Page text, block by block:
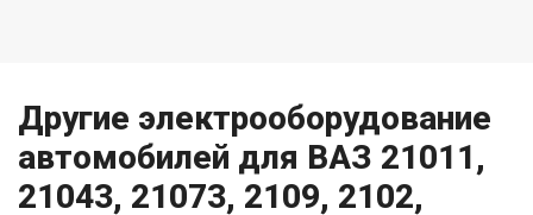
Другие электрооборудование
автомобилей для ВАЗ 21011,
21043, 21073, 2109, 2102,